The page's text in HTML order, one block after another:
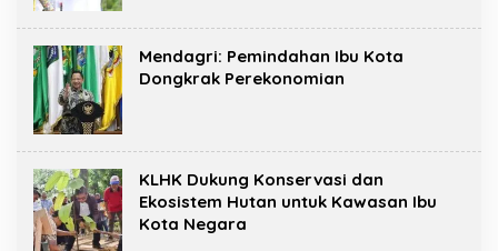
Mendagri: Pemindahan Ibu Kota
Dongkrak Perekonomian
KLHK Dukung Konservasi dan
Ekosistem Hutan untuk Kawasan Ibu
Kota Negara